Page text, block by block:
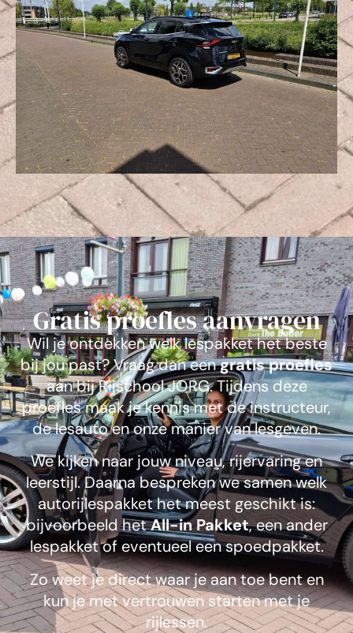
Gratis proefles aanvragen
Wil je ontdekken welk lespakket het beste
bij jou past? Vraag dan eengratis proefles
aan bij Rijschool JORG. Tijdens deze
proefles maak je kennis met de instructeur,
de lesauto en onze manier van lesgeven.
We kijken naar jouw niveau, rijervaring en
leerstijl. Daarna bespreken we samen welk
autorijlespakket het meest geschikt is:
bijvoorbeeld hetAll-in Pakket, een ander
lespakket of eventueel een spoedpakket.
Zo weet je direct waar je aan toe bent en
kun je met vertrouwen starten met je
rijlessen.